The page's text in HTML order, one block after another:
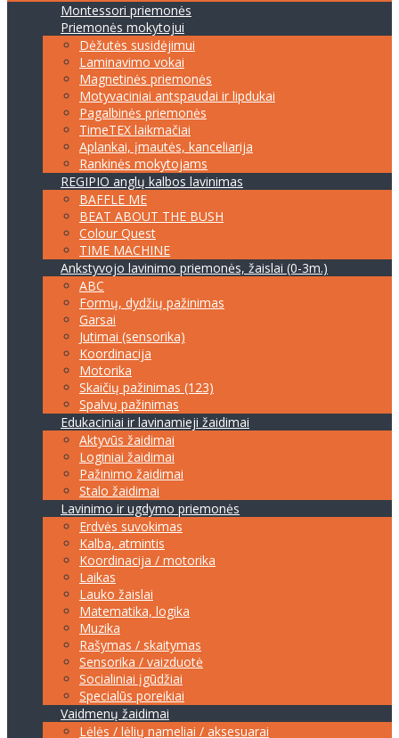
Montessori priemonės
Priemonės mokytojui
Dėžutės susidėjimui
Laminavimo vokai
Magnetinės priemonės
Motyvaciniai antspaudai ir lipdukai
Pagalbinės priemonės
TimeTEX laikmačiai
Aplankai, įmautės, kanceliarija
Rankinės mokytojams
REGIPIO anglų kalbos lavinimas
BAFFLE ME
BEAT ABOUT THE BUSH
Colour Quest
TIME MACHINE
Ankstyvojo lavinimo priemonės, žaislai (0-3m.)
ABC
Formų, dydžių pažinimas
Garsai
Jutimai (sensorika)
Koordinacija
Motorika
Skaičių pažinimas (123)
Spalvų pažinimas
Edukaciniai ir lavinamieji žaidimai
Aktyvūs žaidimai
Loginiai žaidimai
Pažinimo žaidimai
Stalo žaidimai
Lavinimo ir ugdymo priemonės
Erdvės suvokimas
Kalba, atmintis
Koordinacija / motorika
Laikas
Lauko žaislai
Matematika, logika
Muzika
Rašymas / skaitymas
Sensorika / vaizduotė
Socialiniai įgūdžiai
Specialūs poreikiai
Vaidmenų žaidimai
Lėlės / lėlių nameliai / aksesuarai